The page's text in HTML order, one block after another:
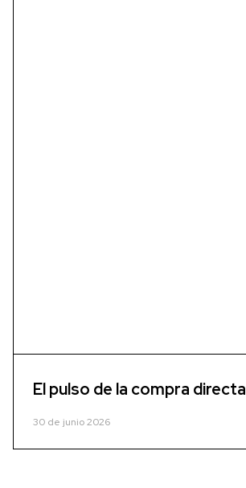
El pulso de la compra directa
30 de junio 2026